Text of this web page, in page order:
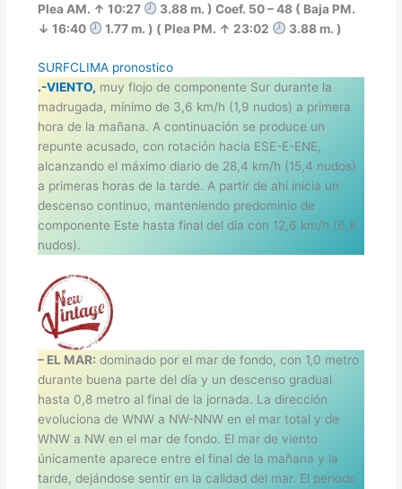
Plea AM. ↑ 10:27
3.88 m. ) Coef. 50 – 48 ( Baja PM.
↓ 16:40
1.77 m. ) ( Plea PM. ↑ 23:02 3.88 m. )
SURFCLIMA pronostico
.-VIENTO, muy flojo de componente Sur durante la
madrugada, mínimo de 3,6 km/h (1,9 nudos) a primera
hora de la mañana. A continuación se produce un
repunte acusado, con rotación hacia ESE-E-ENE,
alcanzando el máximo diario de 28,4 km/h (15,4 nudos)
a primeras horas de la tarde. A partir de ahí inicia un
descenso continuo, manteniendo predominio de
componente Este hasta final del día con 12,6 km/h (6,8
nudos).
– EL MAR: dominado por el mar de fondo, con 1,0 metro
durante buena parte del día y un descenso gradual
hasta 0,8 metro al final de la jornada. La dirección
evoluciona de WNW a NW-NNW en el mar total y de
WNW a NW en el mar de fondo. El mar de viento
únicamente aparece entre el final de la mañana y la
tarde, dejándose sentir en la calidad del mar. El periodo